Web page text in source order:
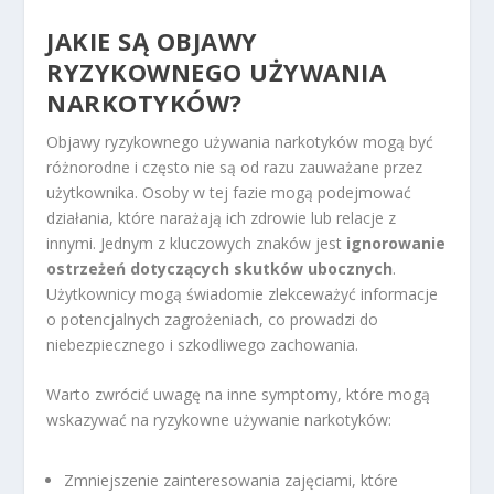
JAKIE SĄ OBJAWY
RYZYKOWNEGO UŻYWANIA
NARKOTYKÓW?
Objawy ryzykownego używania narkotyków mogą być
różnorodne i często nie są od razu zauważane przez
użytkownika. Osoby w tej fazie mogą podejmować
działania, które narażają ich zdrowie lub relacje z
innymi. Jednym z kluczowych znaków jest ignorowanie
ostrzeżeń dotyczących skutków ubocznych.
Użytkownicy mogą świadomie zlekceważyć informacje
o potencjalnych zagrożeniach, co prowadzi do
niebezpiecznego i szkodliwego zachowania.
Warto zwrócić uwagę na inne symptomy, które mogą
wskazywać na ryzykowne używanie narkotyków:
Zmniejszenie zainteresowania zajęciami, które